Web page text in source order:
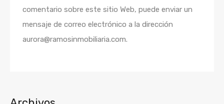
comentario sobre este sitio Web, puede enviar un
mensaje de correo electrónico a la dirección
aurora@ramosinmobiliaria.com.